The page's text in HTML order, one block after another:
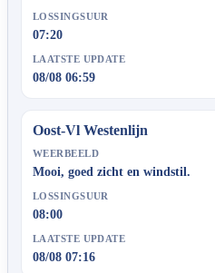
LOSSINGSUUR
07:20
LAATSTE UPDATE
08/08 06:59
Oost-Vl Westenlijn
WEERBEELD
Mooi, goed zicht en windstil.
LOSSINGSUUR
08:00
LAATSTE UPDATE
08/08 07:16